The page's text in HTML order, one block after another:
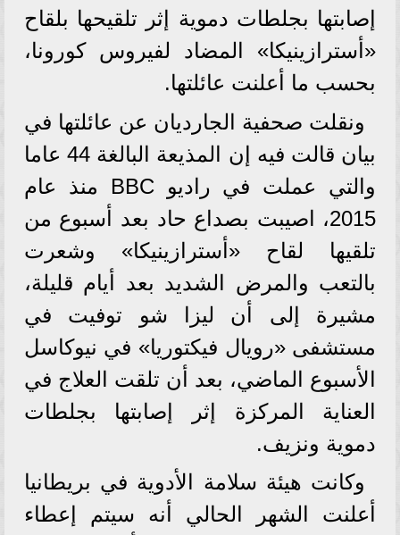
إصابتها بجلطات دموية إثر تلقيحها بلقاح
«أسترازينيكا» المضاد لفيروس كورونا،
بحسب ما أعلنت عائلتها.
ونقلت صحفية الجارديان عن عائلتها في
بيان قالت فيه إن المذيعة البالغة 44 عاما
والتي عملت في راديو BBC منذ عام
2015، اصيبت بصداع حاد بعد أسبوع من
تلقيها لقاح «أسترازينيكا» وشعرت
بالتعب والمرض الشديد بعد أيام قليلة،
مشيرة إلى أن ليزا شو توفيت في
مستشفى «رويال فيكتوريا» في نيوكاسل
الأسبوع الماضي، بعد أن تلقت العلاج في
العناية المركزة إثر إصابتها بجلطات
دموية ونزيف.
وكانت هيئة سلامة الأدوية في بريطانيا
أعلنت الشهر الحالي أنه سيتم إعطاء